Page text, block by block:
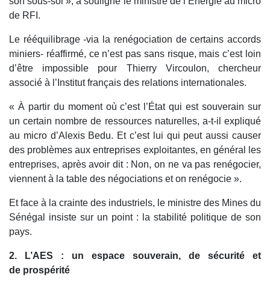
de RFI.
Le rééquilibrage -via la renégociation de certains accords
miniers- réaffirmé, ce n’est pas sans risque, mais c’est loin
d’être impossible pour Thierry Vircoulon, chercheur
associé à l’Institut français des relations internationales.
« À partir du moment où c’est l’État qui est souverain sur
un certain nombre de ressources naturelles, a-t-il expliqué
au micro d’Alexis Bedu. Et c’est lui qui peut aussi causer
des problèmes aux entreprises exploitantes, en général les
entreprises, après avoir dit : Non, on ne va pas renégocier,
viennent à la table des négociations et on renégocie ».
Et face à la crainte des industriels, le ministre des Mines du
Sénégal insiste sur un point : la stabilité politique de son
pays.
2. L’AES : un espace souverain, de sécurité et
de prospérité